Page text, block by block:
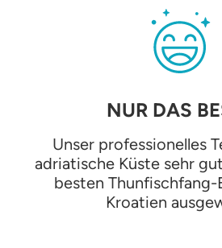
NUR DAS
Unser professionelles
adriatische Küste sehr
besten Thunfischfang-
Kroatien